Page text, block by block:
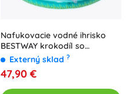
Nafukovacie vodné ihrisko
BESTWAY krokodíl so
šmykľavkou, rozprašovačom
a loptičkami
Externý sklad ?
47,90 €